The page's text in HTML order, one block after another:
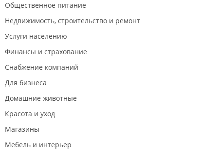
Общественное питание
Недвижимость, строительство и ремонт
Услуги населению
Финансы и страхование
Снабжение компаний
Для бизнеса
Домашние животные
Красота и уход
Магазины
Мебель и интерьер